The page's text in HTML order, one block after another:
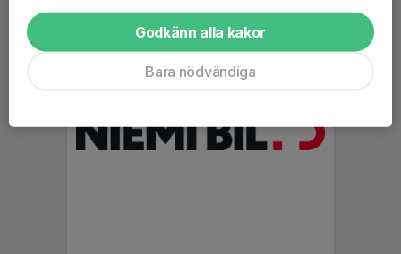
Godkänn alla kakor
Bara nödvändiga